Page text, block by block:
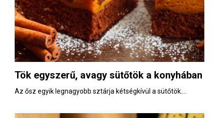
Tök egyszerű, avagy sütőtök a konyhában
Az ősz egyik legnagyobb sztárja kétségkívül a sütőtök....